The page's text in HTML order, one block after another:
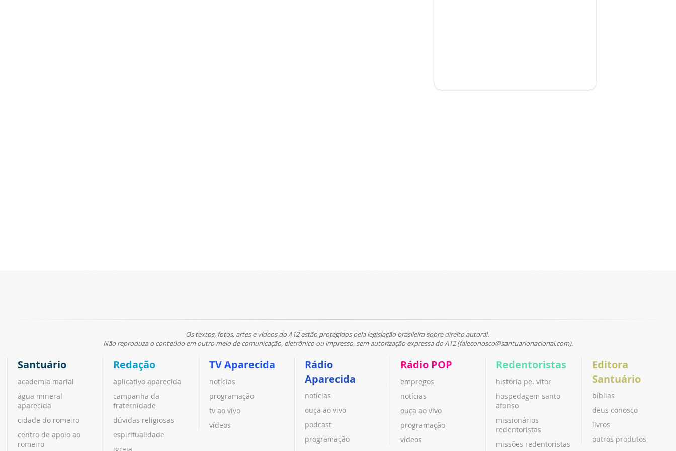
Os textos, fotos, artes e vídeos do A12 estão protegidos pela legislação brasileira sobre direito autoral.
Não reproduza o conteúdo em outro meio de comunicação, eletrônico ou impresso, sem autorização expressa do A12 (faleconosco@santuarionacional.com).
Santuário
academia marial
água mineral
aparecida
cidade do romeiro
centro de apoio ao
romeiro
Redação
aplicativo aparecida
campanha da
fraternidade
dúvidas religiosas
espiritualidade
igreja
TV Aparecida
notícias
programação
tv ao vivo
vídeos
Rádio
Aparecida
notícias
ouça ao vivo
podcast
programação
Rádio POP
empregos
notícias
ouça ao vivo
programação
vídeos
Redentoristas
história pe. vitor
hospedagem santo
afonso
missionários
redentoristas
missões redentoristas
Editora
Santuário
bíblias
deus conosco
livros
outros produtos